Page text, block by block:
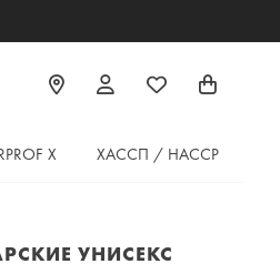
X ХАССП / HACCP
УНИСЕКС